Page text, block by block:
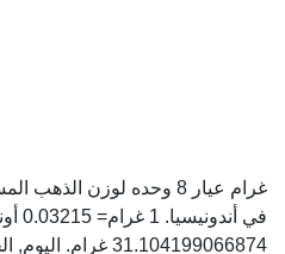
غرام عيار 8 وحده لوزن